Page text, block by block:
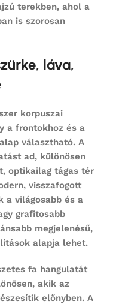
terekben, ahol a
is szorosan
láva,
korpuszai
a frontokhoz és a
választható. A
ad, különösen
optikailag tágas tér
visszafogott
a világosabb és a
grafitosabb
megjelenésű,
alapja lehet.
fa hangulatát
akik az
előnyben. A